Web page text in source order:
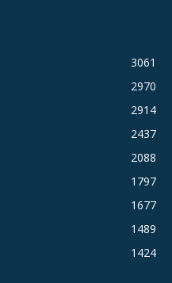
3061
2970
2914
2437
2088
1797
1677
1489
1424